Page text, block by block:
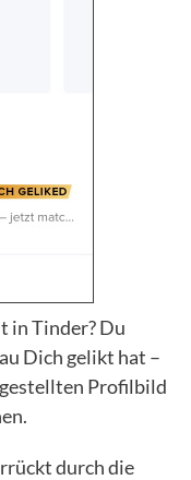
in Tinder? Du
Dich gelikt hat –
Profilbild
durch die